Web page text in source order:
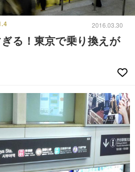
2016.03.30
る！東京で乗り換えが